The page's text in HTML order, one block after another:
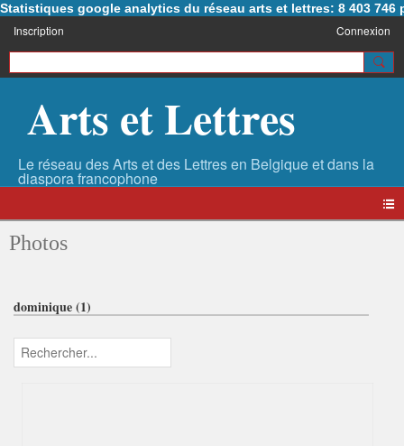
Statistiques google analytics du réseau arts et lettres: 8 403 746
Inscription Connexion
Arts et Lettres
Photos
dominique (1)